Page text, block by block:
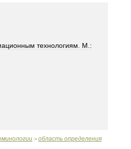
технологиям М :
> область определения